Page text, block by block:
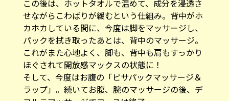
この後は、ホットタオルで温めて、成分を浸透さ
せながらこわばりが緩むという仕組み。背中がホ
カホカしている間に、今度は脚をマッサージし、
パックを拭き取ったあとは、背中のマッサージ。
これがまた心地よく、脚も、背中も肩もすっかり
ほぐされて開放感マックスの状態に！
そして、今度はお腹の「ピサパックマッサージ＆
ラップ」。続いてお腹、腕のマッサージの後、デ